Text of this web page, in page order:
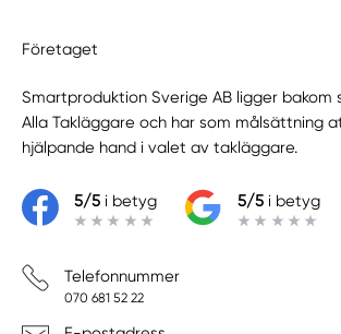
Företaget
Smartproduktion Sverige AB ligger bakom
Alla Takläggare och har som målsättning
hjälpande hand i valet av takläggare.
5/5i betyg 5/5i betyg
Telefonnummer
070 681 52 22